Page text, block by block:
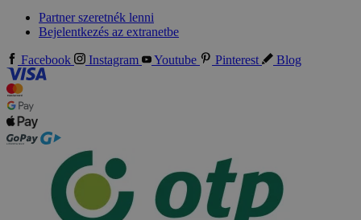
Partner szeretnék lenni
Bejelentkezés az extranetbe
Facebook Instagram Youtube Pinterest Blog